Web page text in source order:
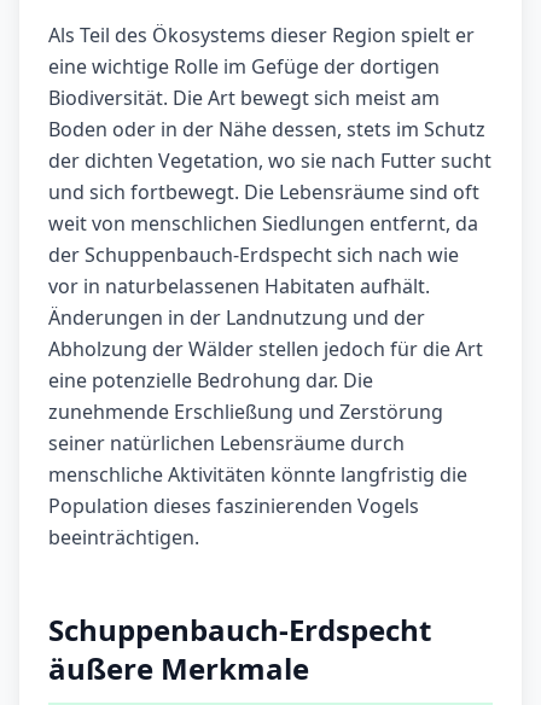
Als Teil des Ökosystems dieser Region spielt er
eine wichtige Rolle im Gefüge der dortigen
Biodiversität. Die Art bewegt sich meist am
Boden oder in der Nähe dessen, stets im Schutz
der dichten Vegetation, wo sie nach Futter sucht
und sich fortbewegt. Die Lebensräume sind oft
weit von menschlichen Siedlungen entfernt, da
der Schuppenbauch-Erdspecht sich nach wie
vor in naturbelassenen Habitaten aufhält.
Änderungen in der Landnutzung und der
Abholzung der Wälder stellen jedoch für die Art
eine potenzielle Bedrohung dar. Die
zunehmende Erschließung und Zerstörung
seiner natürlichen Lebensräume durch
menschliche Aktivitäten könnte langfristig die
Population dieses faszinierenden Vogels
beeinträchtigen.
Schuppenbauch-Erdspecht
äußere Merkmale